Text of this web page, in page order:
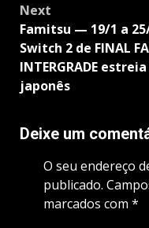
Next
Famitsu — 19/1 a
Switch 2 de FINAL
INTERGRADE
japonês
Deixe um
O seu endereço
publicado.
marcados com *